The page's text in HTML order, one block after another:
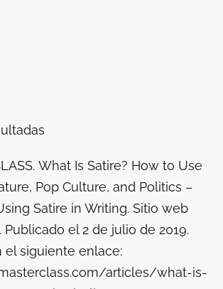
What Is Satire? How to Use
Pop Culture, and Politics –
Satire in Writing. Sitio web
Publicado el 2 de julio de 2019.
el siguiente enlace:
articles/what-is-